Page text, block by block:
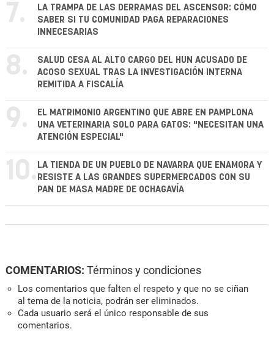
7.
LA TRAMPA DE LAS DERRAMAS DEL ASCENSOR: CÓMO
SABER SI TU COMUNIDAD PAGA REPARACIONES
INNECESARIAS
8.
SALUD CESA AL ALTO CARGO DEL HUN ACUSADO DE
ACOSO SEXUAL TRAS LA INVESTIGACIÓN INTERNA
REMITIDA A FISCALÍA
9.
EL MATRIMONIO ARGENTINO QUE ABRE EN PAMPLONA
UNA VETERINARIA SOLO PARA GATOS: "NECESITAN UNA
ATENCIÓN ESPECIAL"
10. LA TIENDA DE UN PUEBLO DE NAVARRA QUE ENAMORA Y
RESISTE A LAS GRANDES SUPERMERCADOS CON SU
PAN DE MASA MADRE DE OCHAGAVÍA
COMENTARIOS: Términos y condiciones
Los comentarios que falten el respeto y que no se ciñan
al tema de la noticia, podrán ser eliminados.
Cada usuario será el único responsable de sus
comentarios.